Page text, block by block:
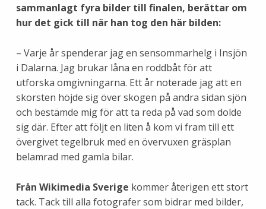
sammanlagt fyra bilder till finalen, berättar om
hur det gick till när han tog den här bilden:
– Varje år spenderar jag en sensommarhelg i Insjön
i Dalarna. Jag brukar låna en roddbåt för att
utforska omgivningarna. Ett år noterade jag att en
skorsten höjde sig över skogen på andra sidan sjön
och bestämde mig för att ta reda på vad som dolde
sig där. Efter att följt en liten å kom vi fram till ett
övergivet tegelbruk med en övervuxen gräsplan
belamrad med gamla bilar.
Från Wikimedia Sverige kommer återigen ett stort
tack. Tack till alla fotografer som bidrar med bilder,